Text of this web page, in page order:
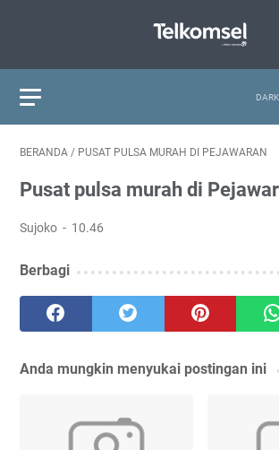
BERANDA / PUSAT PULSA MURAH DI PEJAWARAN
Pusat pulsa murah di
Sujoko 10.46
Berbagi
Anda mungkin menyukai postingan ini